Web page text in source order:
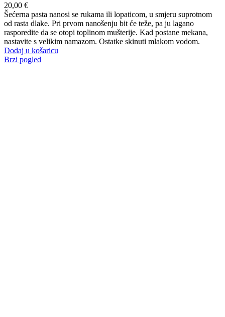
20,00 €
Šećerna pasta nanosi se rukama ili lopaticom, u smjeru suprotnom
od rasta dlake. Pri prvom nanošenju bit će teže, pa ju lagano
rasporedite da se otopi toplinom mušterije. Kad postane mekana,
nastavite s velikim namazom. Ostatke skinuti mlakom vodom.
Dodaj u košaricu
Brzi pogled